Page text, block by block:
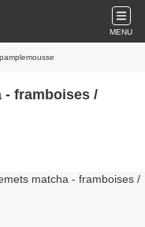
MENU
- framboises /